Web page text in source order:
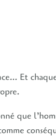
Et
que